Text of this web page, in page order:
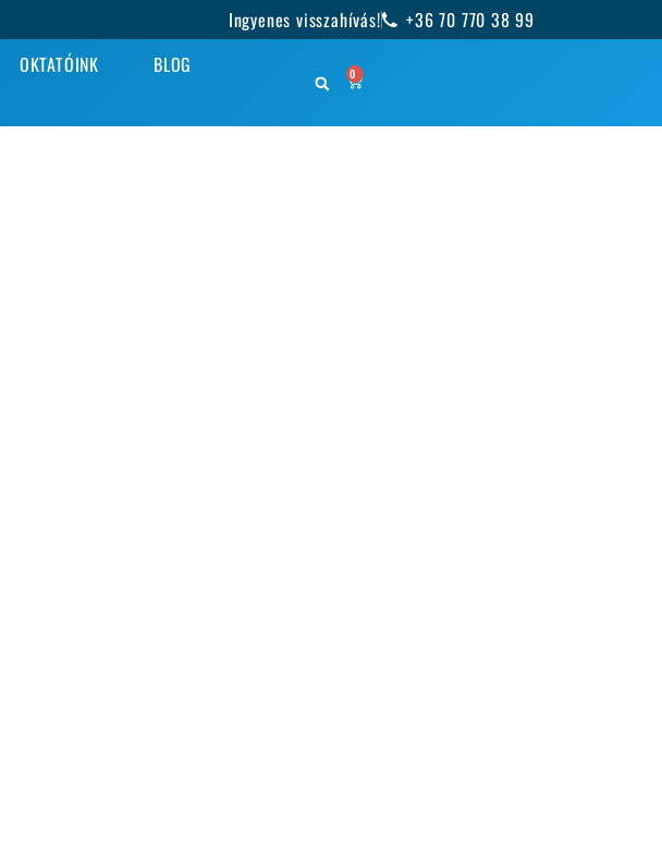
Ingyenes visszahívás!
+36 70 770 38 99
OKTATÓINK BLOG 0